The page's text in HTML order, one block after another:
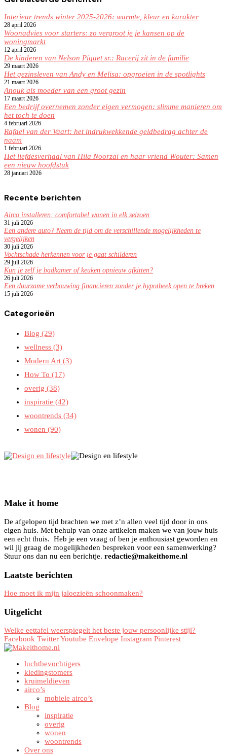
Interieur trends winter 2025-2026: warmte, kleur en karakter
28 april 2026
Woonadvies voor starters: zo vergroot je je kansen op de
woningmarkt
12 april 2026
De kinderen van Nelson Piquet sr.: Racerij zit in de familie
29 maart 2026
Het gezinsleven van Andy en Melisa: opgroeien in de spotlights
21 maart 2026
Anouk als moeder van een groot gezin
17 maart 2026
Een bedrijf overnemen zonder eigen vermogen: slimme manieren om
het toch te doen
4 februari 2026
Rafael van der Vaart: het indrukwekkende geldbedrag achter de
naam
1 februari 2026
Het liefdesverhaal van Hila Noorzai en haar vriend Wouter: Samen
een nieuw hoofdstuk
28 januari 2026
Recente berichten
Airco installeren: comfortabel wonen in elk seizoen
31 juli 2026
Een andere auto? Neem de tijd om de verschillende mogelijkheden te
vergelijken
30 juli 2026
Vochtschade herkennen voor je gaat schilderen
29 juli 2026
Kun je zelf je badkamer of keuken opnieuw afkitten?
26 juli 2026
Een duurzame verbouwing financieren zonder je hypotheek open te breken
15 juli 2026
Categorieën
Blog (29)
wellness (3)
Modern Art (3)
How To (17)
overig (38)
inspiratie (42)
woontrends (34)
wonen (90)
Make it home
De afgelopen tijd brachten we met z’n allen veel tijd door in ons
eigen huis. Met behulp van onze artikelen maken we van jouw huis
een echt thuis. Heb je een vraag of ben je enthousiast geworden en
wil jij graag de mogelijkheden bespreken voor een samenwerking?
Stuur ons dan nu een berichtje. redactie@makeithome.nl
Laatste berichten
Hoe moet ik mijn jaloezieën schoonmaken?
Uitgelicht
Welke eettafel weerspiegelt het beste jouw persoonlijke stijl?
Facebook TwitterYoutube Envelope Instagram Pinterest
luchtbevochtigers
kledingstomers
kruimeldieven
airco’s
mobiele airco’s
Blog
inspiratie
overig
wonen
woontrends
Over ons